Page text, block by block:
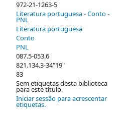
972-21-1263-5
Literatura portuguesa - Conto -
PNL
Literatura portuguesa
Conto
PNL
087.5-053.6
821.134.3-34"19"
83
Sem etiquetas desta biblioteca
para este título.
Iniciar sessão para acrescentar
etiquetas.